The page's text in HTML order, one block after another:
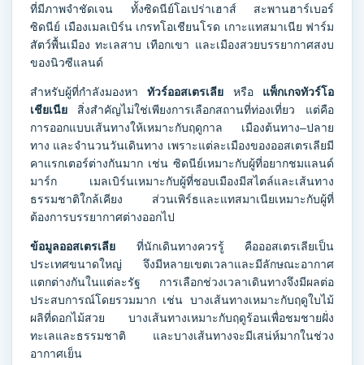
ที่มีภาพจำชัดเจน ทั้งซิดนีย์โอเปร่าเฮาส์ สะพานฮาร์เบอร์
ซิดนีย์ เมืองเมลเบิร์น เกรทโอเชียนโรด เกาะแทสมาเนีย ฟาร์ม
สัตว์พื้นเมือง ทะเลสาบ เทือกเขา และเมืองสวยบรรยากาศสงบ
ของนิวซีแลนด์
สำหรับผู้ที่กำลังมองหา ทัวร์ออสเตรเลีย หรือ แพ็กเกจทัวร์โอ
เชียเนีย
การออกแบบเส้นทางให้เหมาะกับฤดูกาล เมืองต้นทาง–ปลาย
ทาง และจำนวนวันเดินทาง เพราะแต่ละเมืองของออสเตรเลียมี
คาแรกเตอร์ต่างกันมาก เช่น ซิดนีย์เหมาะกับผู้ที่อยากชมแลนด์
มาร์ก เมลเบิร์นเหมาะกับผู้ที่ชอบเมืองมีสไตล์และเส้นทาง
ธรรมชาติใกล้เคียง ส่วนเพิร์ธและแทสมาเนียเหมาะกับผู้ที่
ต้องการบรรยากาศต่างออกไป
ข้อมูลออสเตรเลีย ที่นักเดินทางควรรู้ คือออสเตรเลียเป็น
ประเทศขนาดใหญ่ จึงมีหลายเขตเวลาและมีลักษณะอากาศ
แตกต่างกันในแต่ละรัฐ การเลือกช่วงเวลาเดินทางจึงมีผลต่อ
ประสบการณ์โดยรวมมาก เช่น บางเส้นทางเหมาะกับฤดูใบไม้
ผลิที่ดอกไม้สวย บางเส้นทางเหมาะกับฤดูร้อนเพื่อชมชายฝั่ง
ทะเลและธรรมชาติ และบางเส้นทางจะมีเสน่ห์มากในช่วง
อากาศเย็น